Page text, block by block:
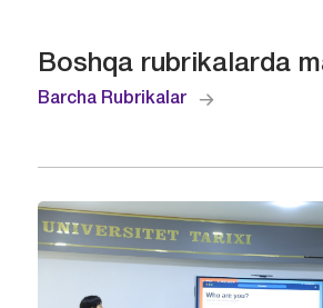
Boshqa rubrikalarda
Barcha Rubrikalar